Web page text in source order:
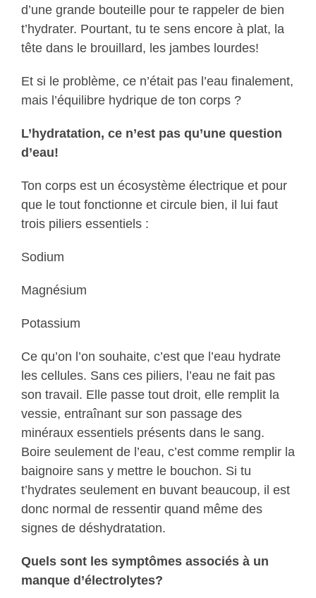
d’une grande bouteille pour te rappeler de bien
t’hydrater. Pourtant, tu te sens encore à plat, la
tête dans le brouillard, les jambes lourdes!
Et si le problème, ce n’était pas l’eau finalement,
mais l’équilibre hydrique de ton corps ?
L’hydratation, ce n’est pas qu’une question
d’eau!
Ton corps est un écosystème électrique et pour
que le tout fonctionne et circule bien, il lui faut
trois piliers essentiels :
Sodium
Magnésium
Potassium
Ce qu’on l’on souhaite, c’est que l’eau hydrate
les cellules. Sans ces piliers, l’eau ne fait pas
son travail. Elle passe tout droit, elle remplit la
vessie, entraînant sur son passage des
minéraux essentiels présents dans le sang.
Boire seulement de l’eau, c’est comme remplir la
baignoire sans y mettre le bouchon. Si tu
t’hydrates seulement en buvant beaucoup, il est
donc normal de ressentir quand même des
signes de déshydratation.
Quels sont les symptômes associés à un
manque d’électrolytes?